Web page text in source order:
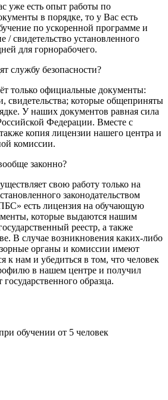
уже есть опыт работы по
в порядке, то у Вас есть
по ускоренной программе и
/ свидетельство установленного
для горнорабочего.
службу безопасности?
только официальные документы:
свидетельства; которые общеприняты
У наших документов равная сила
Федерации. Вместе с
копия лицензии нашего центра и
комиссии.
законно?
свою работу только на
законодательством
есть лицензия на обучающую
которые выдаются нашим
реестр, а также
В случае возникновения каких-либо
органы и комиссии имеют
к нам и убедиться в том, что человек
в нашем центре и получил
образца.
обучении от 5 человек